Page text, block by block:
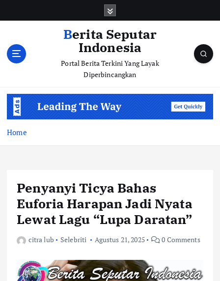
Berita Seputar
Indonesia
Portal Berita Terkini Yang Layak
Diperbincangkan
Home
Penyanyi Ticya Bahas
Euforia Harapan Jadi Nyata
Lewat Lagu “Lupa Daratan”
citra lub Selebriti Agustus 21, 2025 0 Comments